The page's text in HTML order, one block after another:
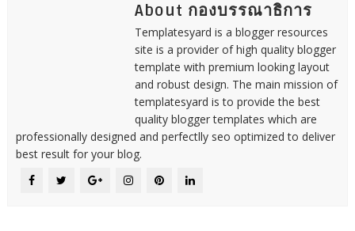
About กองบรรณาธิการ
Templatesyard is a blogger resources
site is a provider of high quality blogger
template with premium looking layout
and robust design. The main mission of
templatesyard is to provide the best
quality blogger templates which are
professionally designed and perfectlly seo optimized to deliver
best result for your blog.